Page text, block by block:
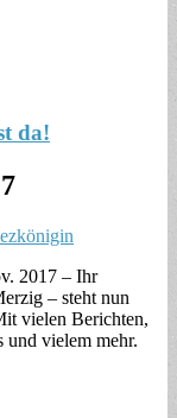
da!
2017 – Ihr
– steht nun
vielen Berichten,
und vielem mehr.